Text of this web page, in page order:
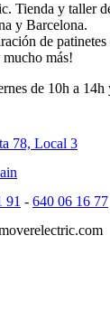
Tienda y taller
y Barcelona.
de
más!
de 10h a 14h
78, Local 3
91 - 640 06 16 77